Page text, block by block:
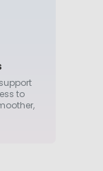
to